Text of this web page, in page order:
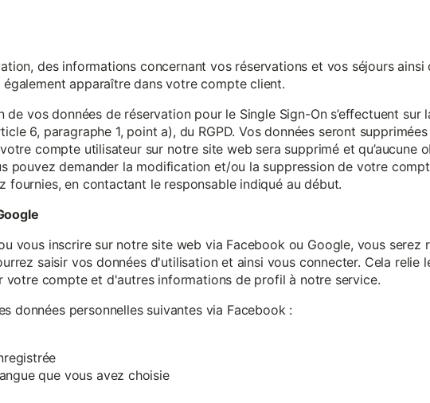
des informations concernant vos réservations et vos séjours ainsi
également apparaître dans votre compte client.
de vos données de réservation pour le Single Sign-On s’effectuent sur
6, paragraphe 1, point a), du RGPD. Vos données seront
compte utilisateur sur notre site web sera supprimé et qu’aucune
pouvez demander la modification et/ou la suppression de votre
fournies, en contactant le responsable indiqué au début.
vous inscrire sur notre site web via Facebook ou Google, vous serez
saisir vos données d'utilisation et ainsi vous connecter. Cela relie
votre compte et d'autres informations de profil à notre service.
données personnelles suivantes via Facebook :
que vous avez choisie